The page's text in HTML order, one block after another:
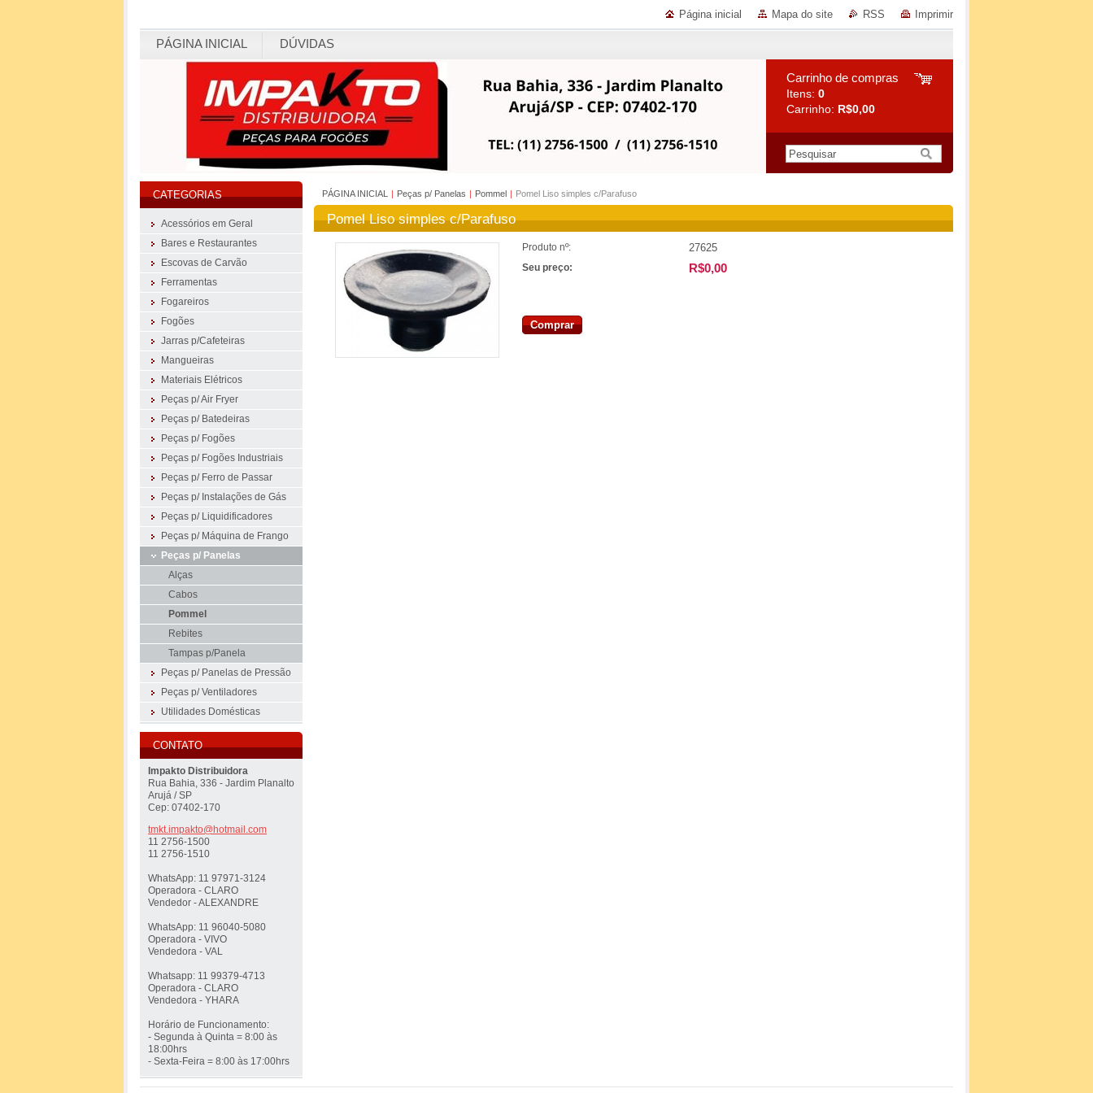
Página inicial Mapa do site RSS Imprimir
PÁGINA INICIAL DÚVIDAS
Carrinho de compras
Itens: 0
Carrinho: R$0,00
PÁGINA INICIAL | Peças p/ Panelas | Pommel | Pomel Liso simples c/Parafuso
Pomel Liso simples c/Parafuso
Produto nº: 27625
Seu preço: R$0,00
Comprar
CATEGORIAS
Acessórios em Geral
Bares e Restaurantes
Escovas de Carvão
Ferramentas
Fogareiros
Fogões
Jarras p/Cafeteiras
Mangueiras
Materiais Elétricos
Peças p/ Air Fryer
Peças p/ Batedeiras
Peças p/ Fogões
Peças p/ Fogões Industriais
Peças p/ Ferro de Passar
Peças p/ Instalações de Gás
Peças p/ Liquidificadores
Peças p/ Máquina de Frango
Peças p/ Panelas
Alças
Cabos
Pommel
Rebites
Tampas p/Panela
Peças p/ Panelas de Pressão
Peças p/ Ventiladores
Utilidades Domésticas
CONTATO
Impakto Distribuidora
Rua Bahia, 336 - Jardim Planalto
Arujá / SP
Cep: 07402-170
tmkt.impakto@hotmail.com
11 2756-1500
11 2756-1510
WhatsApp: 11 97971-3124
Operadora - CLARO
Vendedor - ALEXANDRE
WhatsApp: 11 96040-5080
Operadora - VIVO
Vendedora - VAL
Whatsapp: 11 99379-4713
Operadora - CLARO
Vendedora - YHARA
Horário de Funcionamento:
- Segunda à Quinta = 8:00 às
18:00hrs
- Sexta-Feira = 8:00 às 17:00hrs